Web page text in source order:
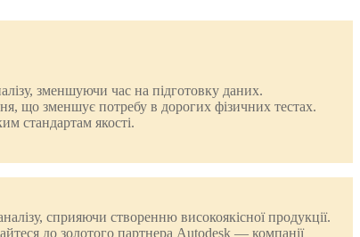
зменшуючи час на підготовку даних.
що зменшує потребу в дорогих фізичних тестах.
стандартам якості.
сприяючи створенню високоякісної продукції.
до золотого партнера Autodesk — компанії